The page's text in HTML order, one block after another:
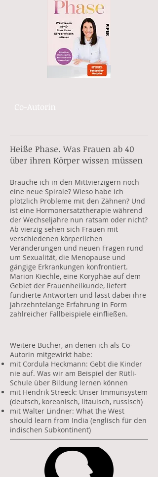
Co-Autorin
Heiße Phase. Was Frauen ab 40
über ihren Körper wissen müssen
Brauche ich in den Mittvierzigern noch
eine neue Spirale? Wieso habe ich
plötzlich Probleme mit den Zähnen? Und
ist eine Hormonersatztherapie während
der Wechseljahre nun ratsam oder nicht?
Ab vierzig sehen sich Frauen mit
verschiedenen körperlichen
Veränderungen und neuen Fragen rund
um Sexualität, die Menopause und
gängige Erkrankungen konfrontiert.
Marion Kiechle, eine Koryphäe auf dem
Gebiet der Frauenheilkunde, liefert
fundierte Antworten und lässt dabei ihre
jahrzehntelange Erfahrung in Form
zahlreicher Fallbeispiele einfließen.
Weitere Bücher, an denen ich als Co-
Autorin mitgewirkt habe:
mit Cordula Heckmann: Gebt die Kinder
nie auf. Was wir am Beispiel der Rütli-
Schule über Bildung lernen können
mit Hendrik Streeck: Unser Immunsystem
(deutsch, koreanisch, litauisch, russisch)
mit Walter Lindner: What the West
should learn from India (englisch für den
indischen Subkontinent)